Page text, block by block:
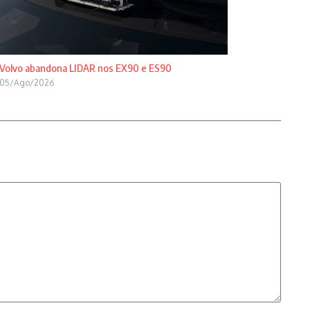
Volvo abandona LIDAR nos EX90 e ES90
05/Ago/2026